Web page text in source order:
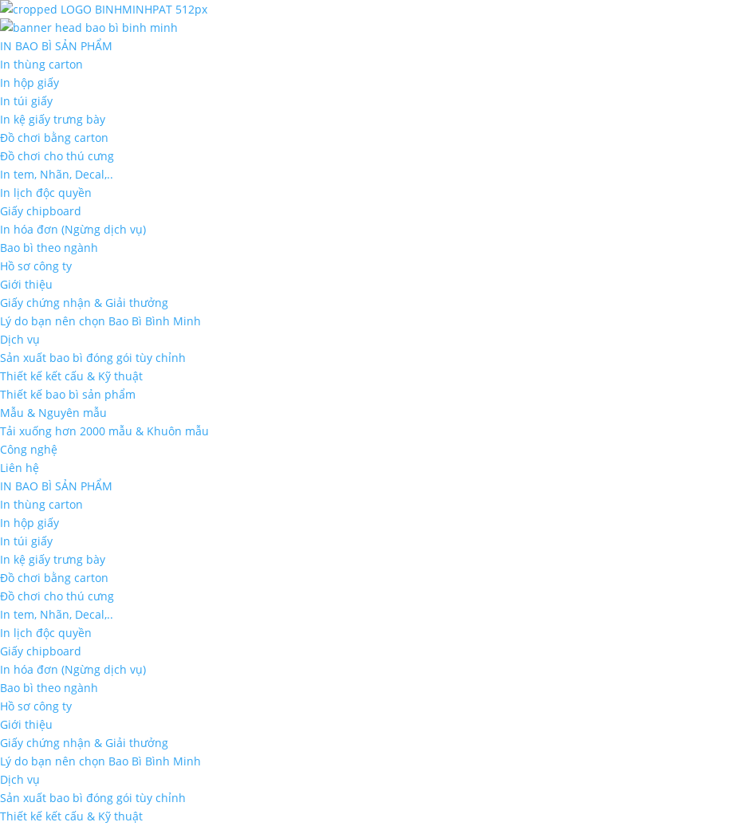
IN BAO BÌ SẢN PHẨM
In thùng carton
In hộp giấy
In túi giấy
In kệ giấy trưng bày
Đồ chơi bằng carton
Đồ chơi cho thú cưng
In tem, Nhãn, Decal,..
In lịch độc quyền
Giấy chipboard
In hóa đơn (Ngừng dịch vụ)
Bao bì theo ngành
Hồ sơ công ty
Giới thiệu
Giấy chứng nhận & Giải thưởng
Lý do bạn nên chọn Bao Bì Bình Minh
Dịch vụ
Sản xuất bao bì đóng gói tùy chỉnh
Thiết kế kết cấu & Kỹ thuật
Thiết kế bao bì sản phẩm
Mẫu & Nguyên mẫu
Tải xuống hơn 2000 mẫu & Khuôn mẫu
Công nghệ
Liên hệ
IN BAO BÌ SẢN PHẨM
In thùng carton
In hộp giấy
In túi giấy
In kệ giấy trưng bày
Đồ chơi bằng carton
Đồ chơi cho thú cưng
In tem, Nhãn, Decal,..
In lịch độc quyền
Giấy chipboard
In hóa đơn (Ngừng dịch vụ)
Bao bì theo ngành
Hồ sơ công ty
Giới thiệu
Giấy chứng nhận & Giải thưởng
Lý do bạn nên chọn Bao Bì Bình Minh
Dịch vụ
Sản xuất bao bì đóng gói tùy chỉnh
Thiết kế kết cấu & Kỹ thuật